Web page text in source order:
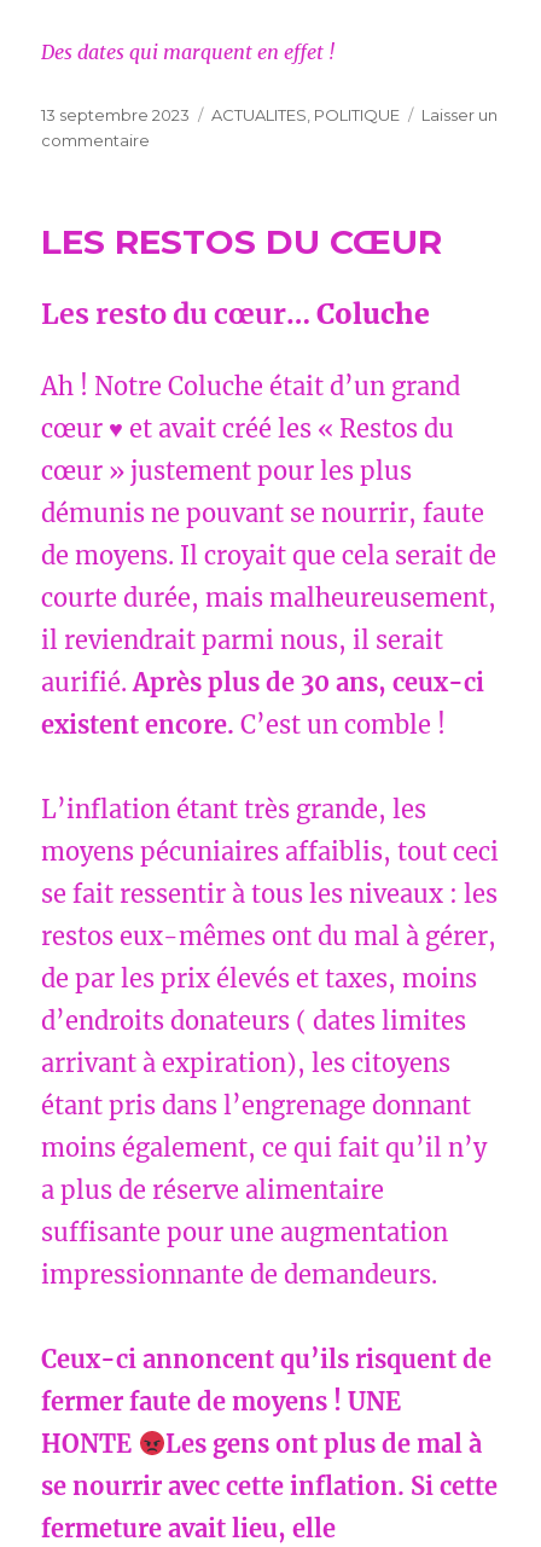
Des dates qui marquent en effet !
Publié
le
13 septembre 2023 Catégories
ACTUALITES POLITIQUE
Laisser un
commentaire
LES RESTOS DU CŒUR
Les resto du cœur… Coluche
Ah ! Notre Coluche était d’un grand
cœur ♥️ et avait créé les « Restos du
cœur » justement pour les plus
démunis ne pouvant se nourrir, faute
de moyens. Il croyait que cela serait de
courte durée, mais malheureusement,
il reviendrait parmi nous, il serait
aurifié.Après plus de 30 ans, ceux-ci
existent encore.C’est un comble !
L’inflation étant très grande, les
moyens pécuniaires affaiblis, tout ceci
se fait ressentir à tous les niveaux : les
restos eux-mêmes ont du mal à gérer,
de par les prix élevés et taxes, moins
d’endroits donateurs ( dates limites
arrivant à expiration), les citoyens
étant pris dans l’engrenage donnant
moins également, ce qui fait qu’il n’y
a plus de réserve alimentaire
suffisante pour une augmentation
impressionnante de demandeurs.
Ceux-ci annoncent qu’ils risquent de
fermer faute de moyens ! UNE
HONTE
Les gens ont plus de mal à
se nourrir avec cette inflation. Si cette
fermeture avait lieu, elle